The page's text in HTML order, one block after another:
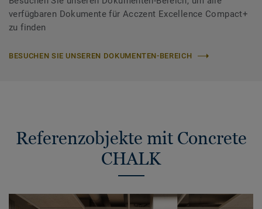
verfügbaren Dokumente für Acczent Excellence Compact+
zu finden
BESUCHEN SIE UNSEREN DOKUMENTEN-BEREICH
Referenzobjekte mit Concrete
CHALK